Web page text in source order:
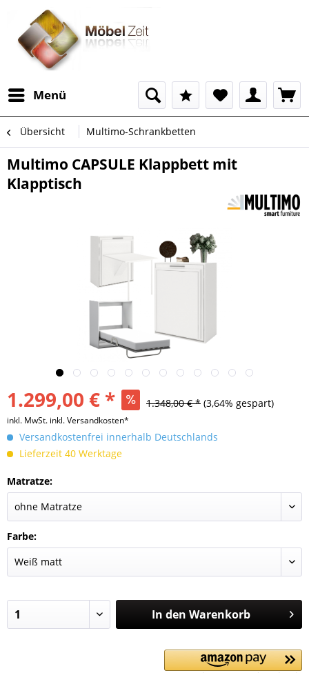
Menü
Übersicht Multimo-Schrankbetten
Multimo CAPSULE Klappbett mit
Klapptisch
1.299,00 € * 1.348,00 € * (3,64% gespart)
inkl. MwSt. inkl. Versandkosten*
Versandkostenfrei innerhalb Deutschlands
Lieferzeit 40 Werktage
Matratze:
Farbe:
In den Warenkorb